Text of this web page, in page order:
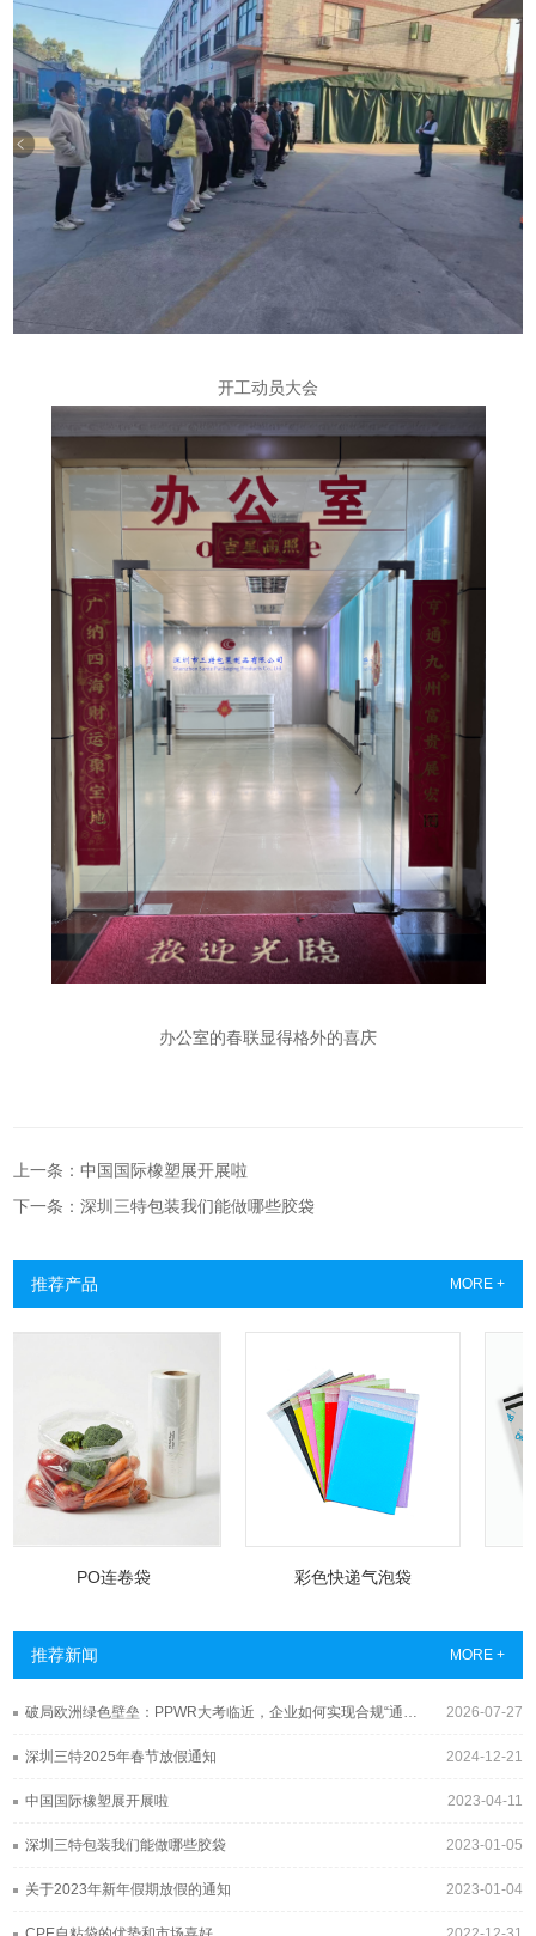
开工动员大会
办公室的春联显得格外的喜庆
上一条：中国国际橡塑展开展啦
下一条：深圳三特包装我们能做哪些胶袋
推荐产品 MORE +
PO连卷袋 彩色快递气泡袋
推荐新闻 MORE +
2026-07-27
破局欧洲绿色壁垒：PPWR大考临近，企业如何实现合规“通关”？
2024-12-21
深圳三特2025年春节放假通知
2023-04-11
中国国际橡塑展开展啦
2023-01-05
深圳三特包装我们能做哪些胶袋
2023-01-04
关于2023年新年假期放假的通知